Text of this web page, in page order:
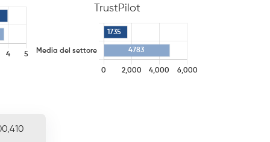
TrustPilot